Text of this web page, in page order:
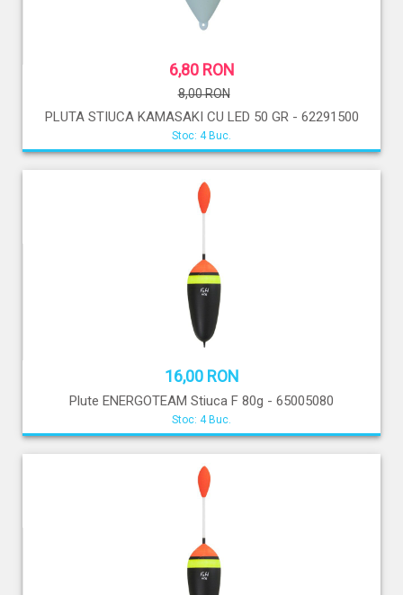
6,80 RON
8,00 RON
PLUTA STIUCA KAMASAKI CU LED 50 GR - 62291500
Stoc: 4 Buc.
16,00 RON
Plute ENERGOTEAM Stiuca F 80g - 65005080
Stoc: 4 Buc.